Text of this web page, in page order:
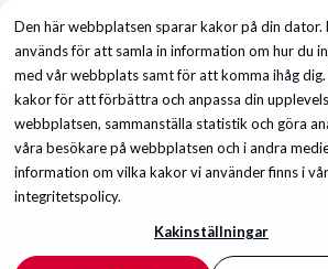
Den här webbplatsen sparar kakor på din dator.
används för att samla in information om hur du
med vår webbplats samt för att komma ihåg
kakor för att förbättra och anpassa din
webbplatsen, sammanställa statistik och göra
våra besökare på webbplatsen och i andra
information om vilka kakor vi använder finns i vår
integritetspolicy.
Kakinställningar